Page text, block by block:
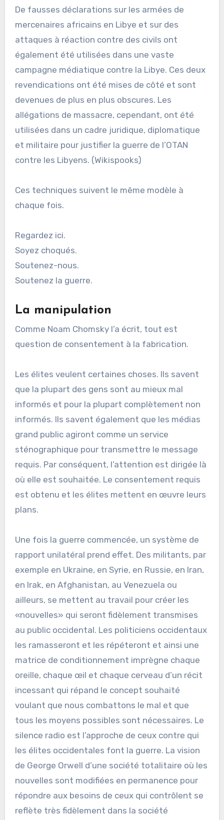
De fausses déclarations sur les armées de
mercenaires africains en Libye et sur des
attaques à réaction contre des civils ont
également été utilisées dans une vaste
campagne médiatique contre la Libye. Ces deux
revendications ont été mises de côté et sont
devenues de plus en plus obscures. Les
allégations de massacre, cependant, ont été
utilisées dans un cadre juridique, diplomatique
et militaire pour justifier la guerre de l’OTAN
contre les Libyens. (Wikispooks)
Ces techniques suivent le même modèle à
chaque fois.
Regardez ici.
Soyez choqués.
Soutenez-nous.
Soutenez la guerre.
La manipulation
Comme Noam Chomsky l’a écrit, tout est
question de consentement à la fabrication.
Les élites veulent certaines choses. Ils savent
que la plupart des gens sont au mieux mal
informés et pour la plupart complètement non
informés. Ils savent également que les médias
grand public agiront comme un service
sténographique pour transmettre le message
requis. Par conséquent, l’attention est dirigée là
où elle est souhaitée. Le consentement requis
est obtenu et les élites mettent en œuvre leurs
plans.
Une fois la guerre commencée, un système de
rapport unilatéral prend effet. Des militants, par
exemple en Ukraine, en Syrie, en Russie, en Iran,
en Irak, en Afghanistan, au Venezuela ou
ailleurs, se mettent au travail pour créer les
«nouvelles» qui seront fidèlement transmises
au public occidental. Les politiciens occidentaux
les ramasseront et les répéteront et ainsi une
matrice de conditionnement imprègne chaque
oreille, chaque œil et chaque cerveau d’un récit
incessant qui répand le concept souhaité
voulant que nous combattons le mal et que
tous les moyens possibles sont nécessaires. Le
silence radio est l’approche de ceux contre qui
les élites occidentales font la guerre. La vision
de George Orwell d’une société totalitaire où les
nouvelles sont modifiées en permanence pour
répondre aux besoins de ceux qui contrôlent se
reflète très fidèlement dans la société